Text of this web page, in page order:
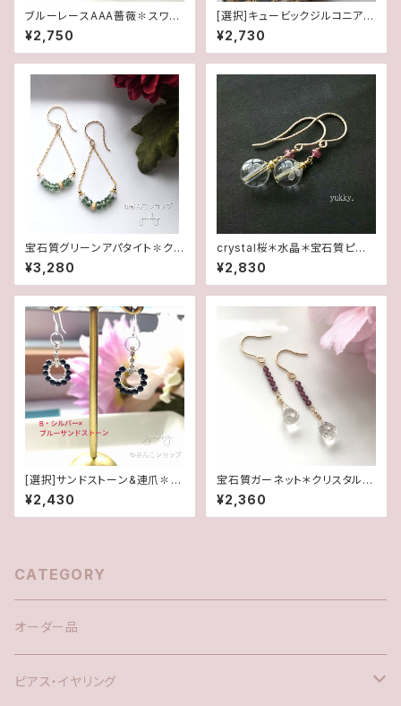
ブルーレースAAA薔薇✽スワロ
フスキーパール★2WAYポスト
ピアス
¥2,750
[選択]キュービックジルコニア&
スワロフスキー(1ペア)✽ライン1
4kgf/SFピアス/イヤリング
¥2,730
宝石質グリーンアパタイト✽クリ
スタル・グリッター14kgfピアス/
イヤリング
¥3,280
crystal桜＊水晶＊宝石質ピン
クトルマリン(ボタン)14Kgfピア
ス/イヤリング
¥2,830
[選択]サンドストーン&連爪✽サ
ークル(1ペア)14kgf/SFピアス
orイヤリング
¥2,430
宝石質ガーネット＊クリスタルド
ロップ＊14kgfピアス/イヤリン
グ
¥2,360
CATEGORY
オーダー品
ピアス・イヤリング